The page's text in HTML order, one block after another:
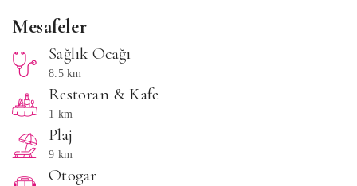
Mesafeler
Sağlık Ocağı
8.5 km
Restoran & Kafe
1 km
Plaj
9 km
Otogar